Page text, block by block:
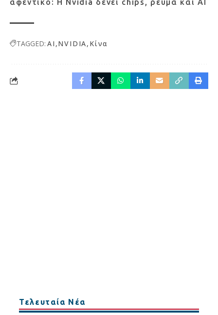
αφεντικό: Η Nvidia δένει chips, ρεύμα και AI
TAGGED: AI NVIDIA Κίνα
Τελευταία Νέα